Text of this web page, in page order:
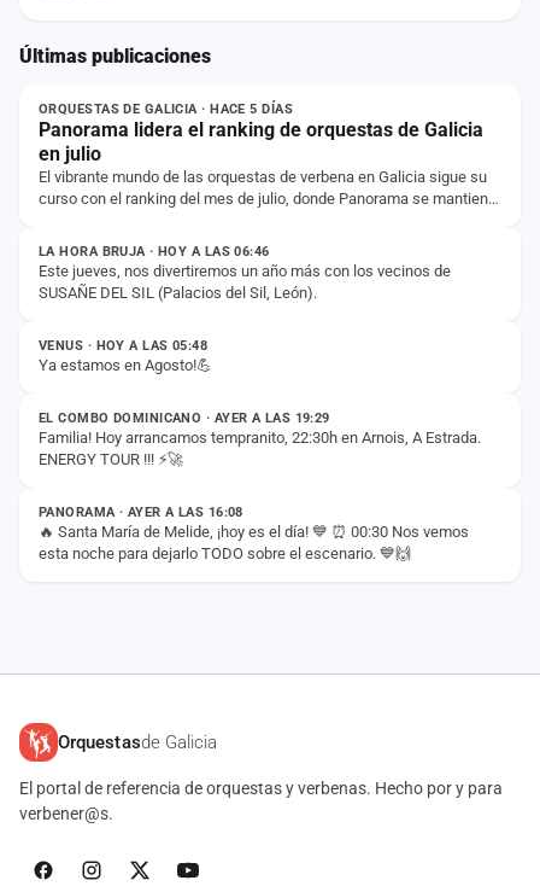
Últimas publicaciones
NOTICIA
ORQUESTAS DE GALICIA · HACE 5 DÍAS
Panorama lidera el ranking de orquestas de Galicia
en julio
El vibrante mundo de las orquestas de verbena en Galicia sigue su
curso con el ranking del mes de julio, donde Panorama se mantiene
ESTADO
LA HORA BRUJA · HOY A LAS 06:46
Este jueves, nos divertiremos un año más con los vecinos de
SUSAÑE DEL SIL (Palacios del Sil, León).
ESTADO
VENUS · HOY A LAS 05:48
Ya estamos en Agosto!💪
ESTADO
EL COMBO DOMINICANO · AYER A LAS 19:29
Familia! Hoy arrancamos tempranito, 22:30h en Arnois, A Estrada.
ENERGY TOUR !!! ⚡️🚀
ESTADO
PANORAMA · AYER A LAS 16:08
🔥 Santa María de Melide, ¡hoy es el día! 💙 ⏰ 00:30 Nos vemos
esta noche para dejarlo TODO sobre el escenario. 💙🙌
Orquestasde Galicia
El portal de referencia de orquestas y verbenas. Hecho por y para
verbener@s.